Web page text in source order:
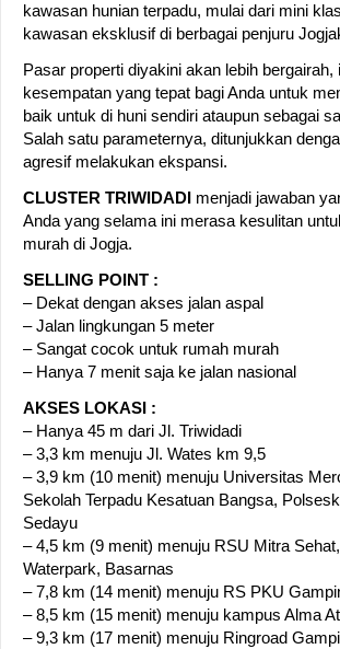
kawasan hunian terpadu, mulai dari mini
kawasan eksklusif di berbagai penjuru
Pasar properti diyakini akan lebih bergairah,
kesempatan yang tepat bagi Anda untuk
baik untuk di huni sendiri ataupun sebagai
Salah satu parameternya, ditunjukkan
agresif melakukan ekspansi.
CLUSTER TRIWIDADI menjadi jawaban
Anda yang selama ini merasa kesulitan
murah di Jogja.
SELLING POINT :
– Dekat dengan akses jalan aspal
– Jalan lingkungan 5 meter
– Sangat cocok untuk rumah murah
– Hanya 7 menit saja ke jalan nasional
AKSES LOKASI :
– Hanya 45 m dari Jl. Triwidadi
– 3,3 km menuju Jl. Wates km 9,5
– 3,9 km (10 menit) menuju Universitas
Sekolah Terpadu Kesatuan Bangsa,
Sedayu
– 4,5 km (9 menit) menuju RSU Mitra
Waterpark, Basarnas
– 7,8 km (14 menit) menuju RS PKU
– 8,5 km (15 menit) menuju kampus Alma
– 9,3 km (17 menit) menuju Ringroad